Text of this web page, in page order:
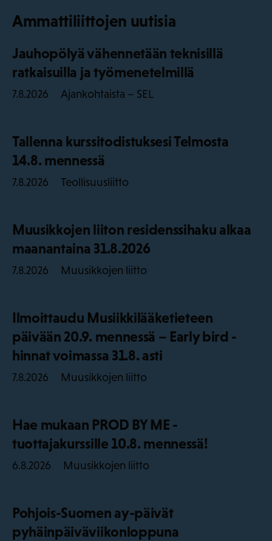
Ammattiliittojen uutisia
Jauhopölyä vähennetään teknisillä
ratkaisuilla ja työmenetelmillä
7.8.2026 Ajankohtaista – SEL
Tallenna kurssitodistuksesi Telmosta
14.8. mennessä
7.8.2026 Teollisuusliitto
Muusikkojen liiton residenssihaku alkaa
maanantaina 31.8.2026
7.8.2026 Muusikkojen liitto
Ilmoittaudu Musiikkilääketieteen
päivään 20.9. mennessä – Early bird -
hinnat voimassa 31.8. asti
7.8.2026 Muusikkojen liitto
Hae mukaan PROD BY ME -
tuottajakurssille 10.8. mennessä!
6.8.2026 Muusikkojen liitto
Pohjois-Suomen ay-päivät
pyhäinpäiväviikonloppuna